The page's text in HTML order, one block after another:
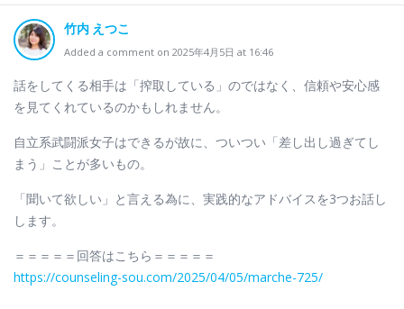
竹内 えつこ
Added a comment on 2025年4月5日 at 16:46
話をしてくる相手は「搾取している」のではなく、信頼や安心感
を見てくれているのかもしれません。
自立系武闘派女子はできるが故に、ついつい「差し出し過ぎてし
まう」ことが多いもの。
「聞いて欲しい」と言える為に、実践的なアドバイスを3つお話し
します。
＝＝＝＝＝回答はこちら＝＝＝＝＝
https://counseling-sou.com/2025/04/05/marche-725/